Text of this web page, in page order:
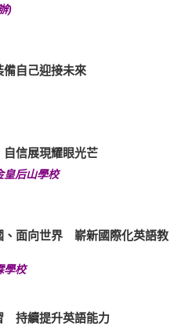
)
自己迎接未來
信展現耀眼光芒
皇后山學校
、面向世界 嶄新國際化英語教
學校
持續提升英語能力